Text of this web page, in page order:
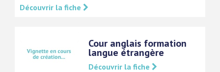
Découvrir la fiche
Cour anglais formation
langue étrangère
Découvrir la fiche